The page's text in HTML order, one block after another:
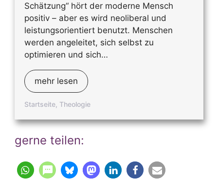
Startseite, Theologie
Schätzung“ hört der moderne Mensch
positiv – aber es wird neoliberal und
leistungsorientiert benutzt. Menschen
werden angeleitet, sich selbst zu
optimieren und sich…
mehr lesen
gerne teilen: